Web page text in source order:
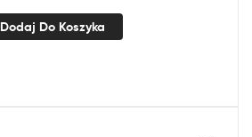
Dodaj Do Koszyka